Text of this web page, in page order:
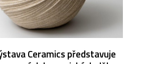
Ceramics představuje